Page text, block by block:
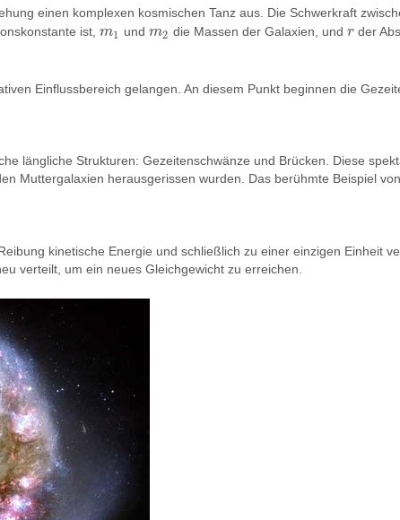
einen komplexen kosmischen Tanz aus. Die Schwerkraft
ist, m1
m1 und m2
m2 die Massen der Galaxien, und r
r der
Einflussbereich gelangen. An diesem Punkt beginnen die
längliche Strukturen: Gezeitenschwänze und Brücken. Diese
Muttergalaxien herausgerissen wurden. Das berühmte Beispiel von
kinetische Energie und schließlich zu einer einzigen Einheit
verteilt, um ein neues Gleichgewicht zu erreichen.